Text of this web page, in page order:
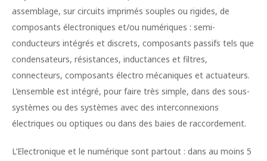
assemblage, sur circuits imprimés souples ou rigides, de
composants électroniques et/ou numériques : semi-
conducteurs intégrés et discrets, composants passifs tels que
condensateurs, résistances, inductances et filtres,
connecteurs, composants électro mécaniques et actuateurs.
L’ensemble est intégré, pour faire très simple, dans des sous-
systèmes ou des systèmes avec des interconnexions
électriques ou optiques ou dans des baies de raccordement.
L’Electronique et le numérique sont partout : dans au moins 5